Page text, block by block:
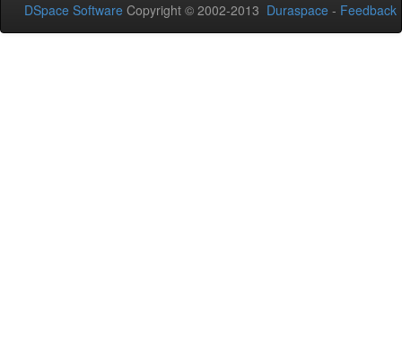
DSpace Software Copyright © 2002-2013 Duraspace - Feedback